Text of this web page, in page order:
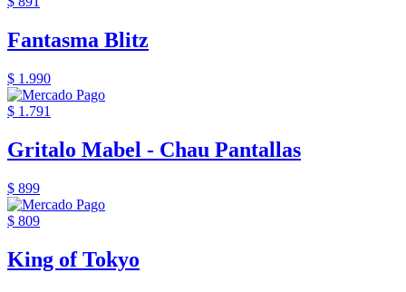
Fantasma Blitz
$ 1.990
$ 1.791
Gritalo Mabel - Chau Pantallas
$ 899
$ 809
King of Tokyo